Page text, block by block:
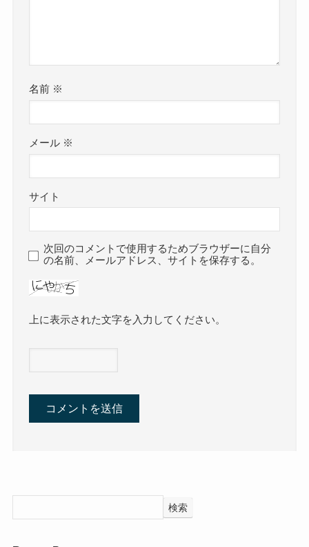
名前 ※
メール ※
サイト
次回のコメントで使用するためブラウザーに自分
の名前、メールアドレス、サイトを保存する。
上に表示された文字を入力してください。
検索